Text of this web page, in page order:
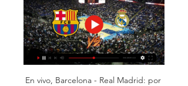
En vivo, Barcelona - Real Madrid: por